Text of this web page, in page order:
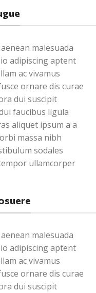
malesuada
adipiscing aptent
ac vivamus
ornare dis curae
dui suscipit
faucibus ligula
aliquet ipsum a a
massa nibh
sodales
ullamcorper
malesuada
adipiscing aptent
ac vivamus
ornare dis curae
dui suscipit